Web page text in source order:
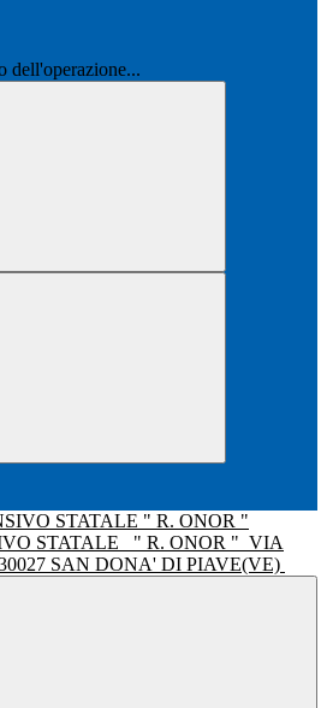
dell'operazione...
STATALE " R. ONOR " VIA
SAN DONA' DI PIAVE(VE)